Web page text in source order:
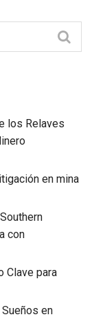
los Relaves
en mina
con
Clave para
en